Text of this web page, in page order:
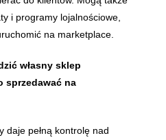
i programy lojalnościowe,
na marketplace.
własny sklep
sprzedawać na
daje pełną kontrolę nad